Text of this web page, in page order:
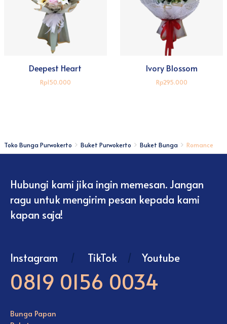
Deepest Heart
Rp150.000
Ivory Blossom
Rp295.000
Toko Bunga Purwokerto Buket Purwokerto Buket Bunga Romance
Hubungi kami jika ingin memesan. Jangan
ragu untuk mengirim pesan kepada kami
kapan saja!
Instagram / TikTok / Youtube
0819 0156 0034
Bunga Papan